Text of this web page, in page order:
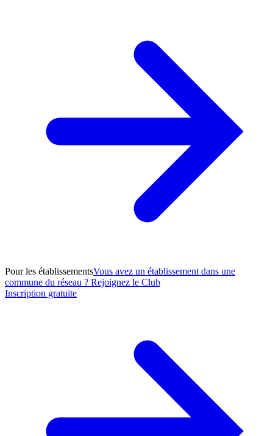
Pour les établissementsVous avez un établissement dans une
commune du réseau ? Rejoignez le Club
Inscription gratuite